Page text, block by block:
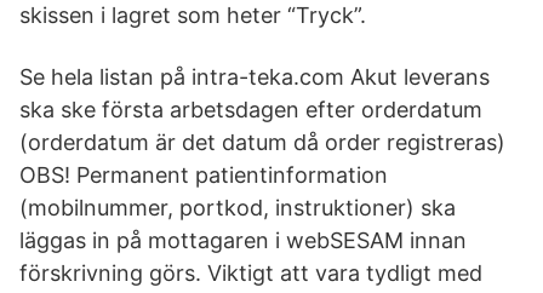
skissen i lagret som heter “Tryck”.
Se hela listan på intra-teka.com Akut leverans
ska ske första arbetsdagen efter orderdatum
(orderdatum är det datum då order registreras)
OBS! Permanent patientinformation
(mobilnummer, portkod, instruktioner) ska
läggas in på mottagaren i webSESAM innan
förskrivning görs. Viktigt att vara tydligt med